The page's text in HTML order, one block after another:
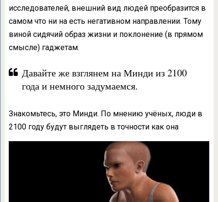
исследователей, внешний вид людей преобразится в
самом что ни на есть негативном направлении. Тому
виной сидячий образ жизни и поклонение (в прямом
смысле) гаджетам.
Давайте же взглянем на Минди из 2100
года и немного задумаемся.
Знакомьтесь, это Минди. По мнению учёных, люди в
2100 году будут выглядеть в точности как она